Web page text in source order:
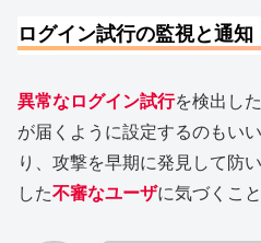
ログイン試行の監視と通知
異常なログイン試行を検出し
が届くように設定するのもい
り、攻撃を早期に発見して防
した不審なユーザに気づくこ